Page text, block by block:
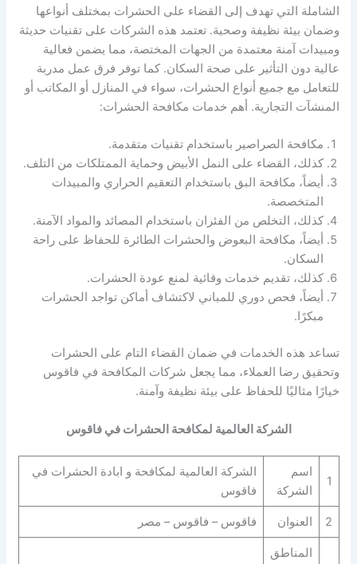
الشاملة التي تهدف إلى القضاء على الحشرات بمختلف أنواعها
وضمان بيئة نظيفة وصحية. تعتمد هذه الشركات على تقنيات حديثة
ومبيدات آمنة معتمدة من الجهات المختصة، مما يضمن فعالية
عالية دون التأثير على صحة السكان. كما توفر فرق عمل مدربة
للتعامل مع جميع أنواع الحشرات، سواء في المنازل أو المكاتب أو
المنشآت التجارية. أهم خدمات مكافحة الحشرات:
مكافحة الصراصير باستخدام تقنيات متقدمة.
كذلك، القضاء على النمل الأبيض وحماية الممتلكات من التلف.
أيضاً، مكافحة البق باستخدام التعقيم الحراري والمبيدات
المتخصصة.
كذلك، التخلص من الفئران باستخدام المصائد والمواد الآمنة.
أيضاً، مكافحة البعوض والحشرات الطائرة للحفاظ على راحة
السكان.
كذلك، تقديم خدمات وقائية لمنع عودة الحشرات.
أيضاً، فحص دوري للمباني لاكتشاف أماكن تواجد الحشرات
مبكرًا.
تساعد هذه الخدمات في ضمان القضاء التام على الحشرات
وتحقيق رضا العملاء، مما يجعل شركات المكافحة في فاقوس
خيارًا مثاليًا للحفاظ على بيئة نظيفة وآمنة.
الشركة العالمية لمكافحة الحشرات في فاقوس
1
اسم
الشركة
الشركة العالمية لمكافحة و ابادة الحشرات في
فاقوس
2 العنوان فاقوس – فاقوس – مصر
المناطق